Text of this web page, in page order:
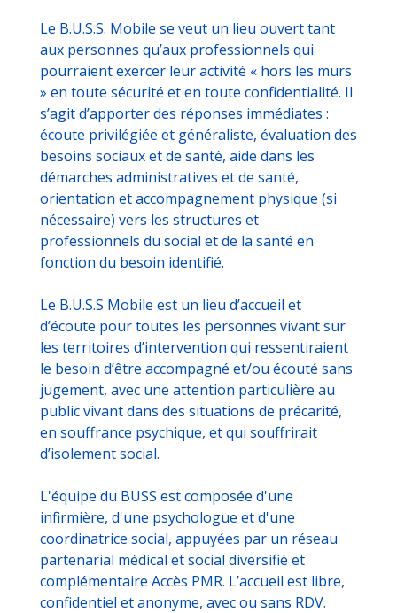
Le B.U.S.S. Mobile se veut un lieu ouvert tant
aux personnes qu’aux professionnels qui
pourraient exercer leur activité « hors les murs
» en toute sécurité et en toute confidentialité. Il
s’agit d’apporter des réponses immédiates :
écoute privilégiée et généraliste, évaluation des
besoins sociaux et de santé, aide dans les
démarches administratives et de santé,
orientation et accompagnement physique (si
nécessaire) vers les structures et
professionnels du social et de la santé en
fonction du besoin identifié.
Le B.U.S.S Mobile est un lieu d’accueil et
d’écoute pour toutes les personnes vivant sur
les territoires d’intervention qui ressentiraient
le besoin d’être accompagné et/ou écouté sans
jugement, avec une attention particulière au
public vivant dans des situations de précarité,
en souffrance psychique, et qui souffrirait
d’isolement social.
L'équipe du BUSS est composée d'une
infirmière, d'une psychologue et d'une
coordinatrice social, appuyées par un réseau
partenarial médical et social diversifié et
complémentaire Accès PMR. L’accueil est libre,
confidentiel et anonyme, avec ou sans RDV.